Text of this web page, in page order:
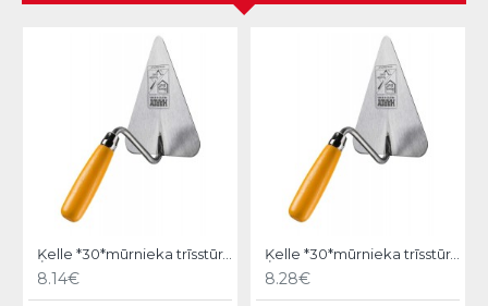
Ķelle *30*mūrnieka trīsstūra 18cm, Hardy
8.14€
Ķelle *30*mūrnieka trīsstūra 20cm, Hardy
8.28€